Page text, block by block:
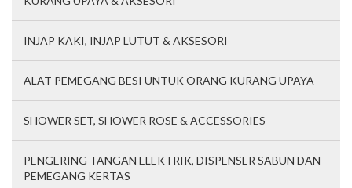
INJAP KAKI, INJAP LUTUT & AKSESORI
ALAT PEMEGANG BESI UNTUK ORANG KURANG UPAYA
SHOWER SET, SHOWER ROSE & ACCESSORIES
PENGERING TANGAN ELEKTRIK, DISPENSER SABUN DAN
PEMEGANG KERTAS